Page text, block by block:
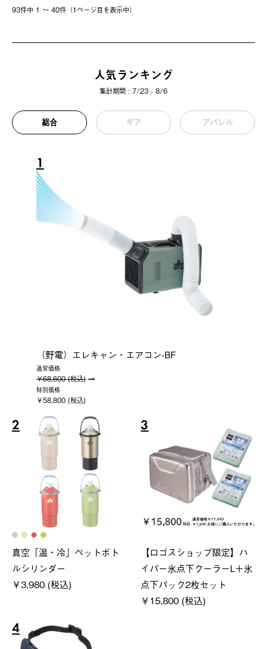
93件中 1 〜 40件（1ページ⽬を表⽰中）
人気ランキング
集計期間 : 7/23 - 8/6
総合 ギア アパレル
1
（野電）エレキャン・エアコン-BF
通常価格
￥68,600 (税込)
特別価格
￥58,800 (税込)
2
真空「温・冷」ペットボト
ルシリンダー
￥3,980 (税込)
3
【ロゴスショップ限定】ハ
イパー氷点下クーラーL＋氷
点下パック2枚セット
￥15,800 (税込)
4